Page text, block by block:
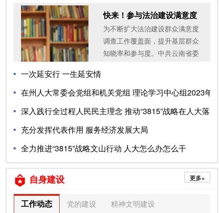
快来！参与法治建设满意度
测评……
为不断扩大法治建设群众满意度
调查工作覆盖面，提升基层群众
知晓率和参与度。中共云南省委
络调查的方式，动...
一次延安行 一生延安情
03-26
在州人大常委会党组和机关党组 理论学习中心组2023年
度第...
深入践行全过程人民民主理念 推动“3815”战略在人大落
地...
充分发挥代表作用 服务经济发展大局
全力推进“3815”战略文山行动 人大怎么办怎么干
07-30
 自身建设 更多+
工作动态 党的建设 精神文明建设